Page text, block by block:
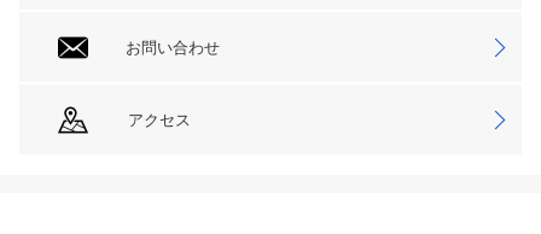
お問い合わせ
アクセス